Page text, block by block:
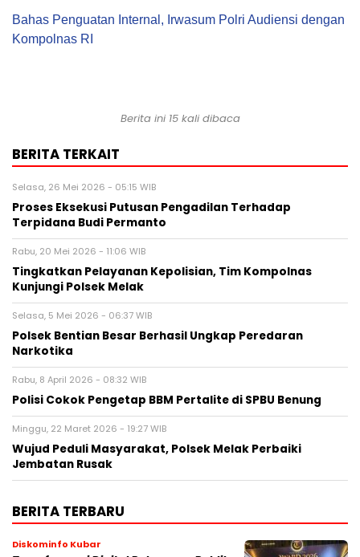
Bahas Penguatan Internal, Irwasum Polri Audiensi dengan
Kompolnas RI
Berita ini 15 kali dibaca
BERITA TERKAIT
Selasa, 26 Mei 2026 - 05:15 WIB
Proses Eksekusi Putusan Pengadilan Terhadap
Terpidana Budi Permanto
Rabu, 20 Mei 2026 - 11:06 WIB
Tingkatkan Pelayanan Kepolisian, Tim Kompolnas
Kunjungi Polsek Melak
Selasa, 5 Mei 2026 - 06:37 WIB
Polsek Bentian Besar Berhasil Ungkap Peredaran
Narkotika
Rabu, 8 April 2026 - 08:32 WIB
Polisi Cokok Pengetap BBM Pertalite di SPBU Benung
Minggu, 22 Maret 2026 - 19:27 WIB
Wujud Peduli Masyarakat, Polsek Melak Perbaiki
Jembatan Rusak
BERITA TERBARU
Diskominfo Kubar